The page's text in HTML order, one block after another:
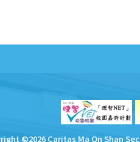
©2026 Caritas Ma On Shan